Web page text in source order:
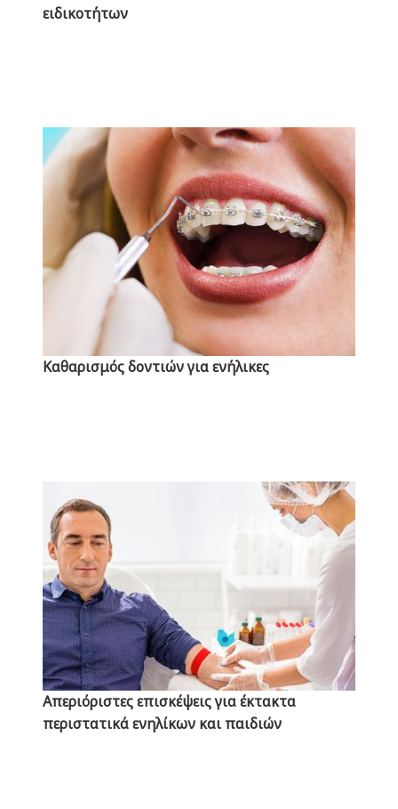
Mediterraneo
Hospital
ειδικοτήτων
Καθαρισμός δοντιών για ενήλικες
Απεριόριστες επισκέψεις για έκτακτα
περιστατικά ενηλίκων και παιδιών